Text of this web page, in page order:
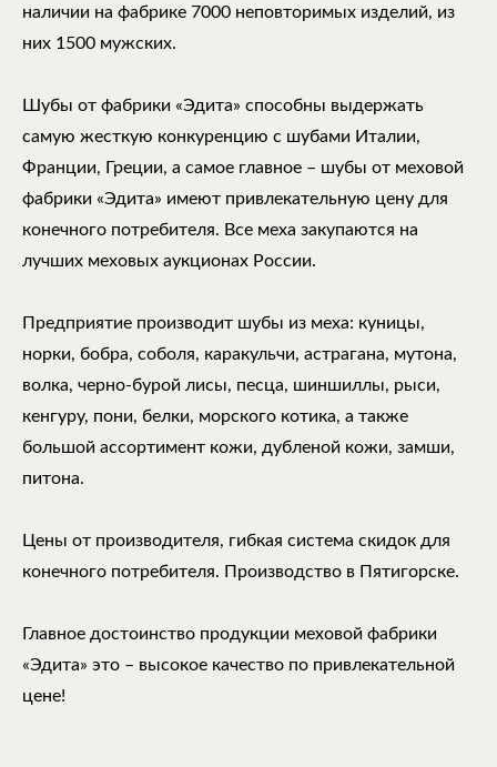
наличии на фабрике 7000 неповторимых изделий, из
них 1500 мужских.
Шубы от фабрики «Эдита» способны выдержать
самую жесткую конкуренцию с шубами Италии,
Франции, Греции, а самое главное – шубы от меховой
фабрики «Эдита» имеют привлекательную цену для
конечного потребителя. Все меха закупаются на
лучших меховых аукционах России.
Предприятие производит шубы из меха: куницы,
норки, бобра, соболя, каракульчи, астрагана, мутона,
волка, черно-бурой лисы, песца, шиншиллы, рыси,
кенгуру, пони, белки, морского котика, а также
большой ассортимент кожи, дубленой кожи, замши,
питона.
Цены от производителя, гибкая система скидок для
конечного потребителя. Производство в Пятигорске.
Главное достоинство продукции меховой фабрики
«Эдита» это – высокое качество по привлекательной
цене!